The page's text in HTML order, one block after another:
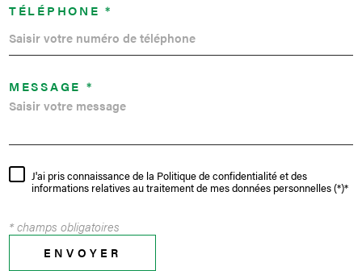
TÉLÉPHONE *
MESSAGE *
J'ai pris connaissance de la Politique de confidentialité et des
informations relatives au traitement de mes données personnelles (*)*
* champs obligatoires
ENVOYER